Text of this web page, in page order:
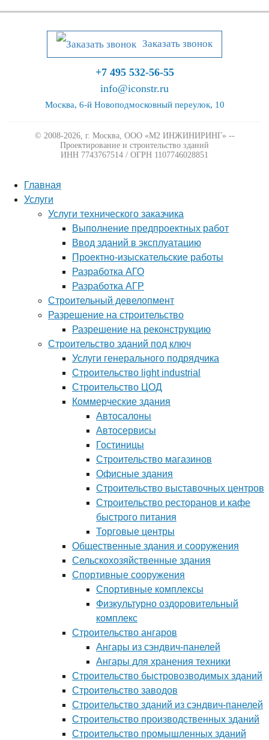
Заказать звонок
+7 495 532-56-55
info@iconstr.ru
Москва, 6-й Новоподмосковный переулок, 10
© 2008-2026, г. Москва, ООО «М2 ИНЖИНИРИНГ» --
Проектирование и строительство зданий
ИНН 7743767514 / ОГРН 1107746028851
Главная
Услуги
Услуги технического заказчика
Выполнение предпроектных работ
Ввод зданий в эксплуатацию
Проектно-изыскательские работы
Разработка АГО
Разработка АГР
Строительный девелопмент
Разрешение на строительство
Разрешение на реконструкцию
Строительство зданий под ключ
Услуги генерального подрядчика
Строительство light industrial
Строительство ЦОД
Коммерческие здания
Автосалоны
Автосервисы
Гостиницы
Строительство магазинов
Офисные здания
Строительство выставочных центров
Строительство ресторанов и кафе
быстрого питания
Торговые центры
Общественные здания и сооружения
Сельскохозяйственные здания
Спортивные сооружения
Спортивные комплексы
Физкультурно оздоровительный
комплекс
Строительство ангаров
Ангары из сэндвич-панелей
Ангары для хранения техники
Строительство быстровозводимых зданий
Строительство заводов
Строительство зданий из сэндвич-панелей
Строительство производственных зданий
Строительство промышленных зданий